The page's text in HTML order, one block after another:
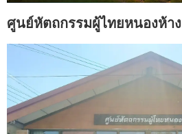
ศูนย์หัตถกรรมผู้ไทยหนองห้าง